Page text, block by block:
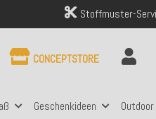
Stoffmuster-
Geschenkideen Outdoor
CONCEPTSTORE